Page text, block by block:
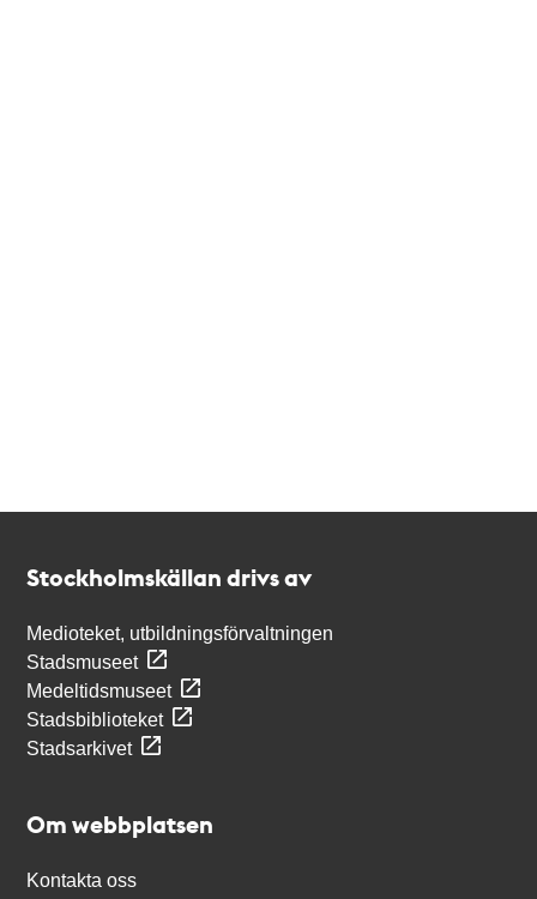
Stockholmskällan drivs av
Medioteket, utbildningsförvaltningen
Stadsmuseet
Medeltidsmuseet
Stadsbiblioteket
Stadsarkivet
Om webbplatsen
Kontakta oss